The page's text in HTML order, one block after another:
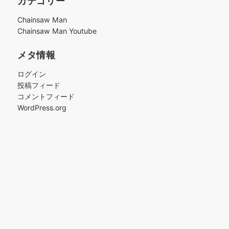
Chainsaw Man
Chainsaw Man Youtube
メタ情報
ログイン
投稿フィード
コメントフィード
WordPress.org